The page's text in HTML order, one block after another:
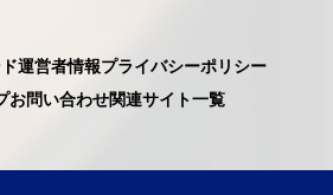
運営者情報プライバシーポリシー
お問い合わせ関連サイト一覧